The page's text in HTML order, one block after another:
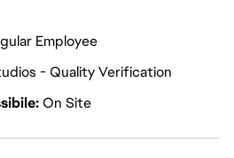
Employee
- Quality Verification
On Site